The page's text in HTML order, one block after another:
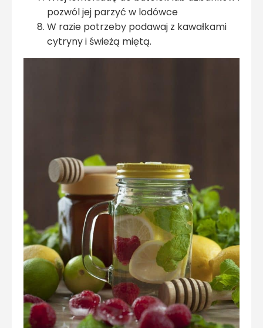
pozwól jej parzyć w lodówce
W razie potrzeby podawaj z kawałkami
cytryny i świeżą miętą.